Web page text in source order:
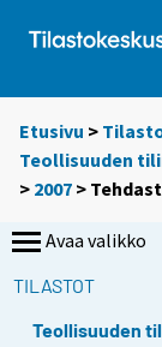
Etusivu >
Teollisuuden
> 2007 >
Avaa valikko
TILASTOT
Teollisuuden